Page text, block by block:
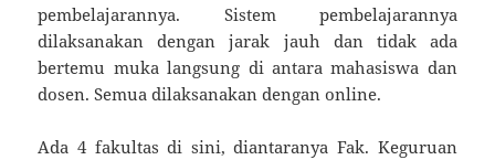
pembelajarannya. Sistem pembelajarannya
dilaksanakan dengan jarak jauh dan tidak ada
bertemu muka langsung di antara mahasiswa dan
dosen. Semua dilaksanakan dengan online.
Ada 4 fakultas di sini, diantaranya Fak. Keguruan